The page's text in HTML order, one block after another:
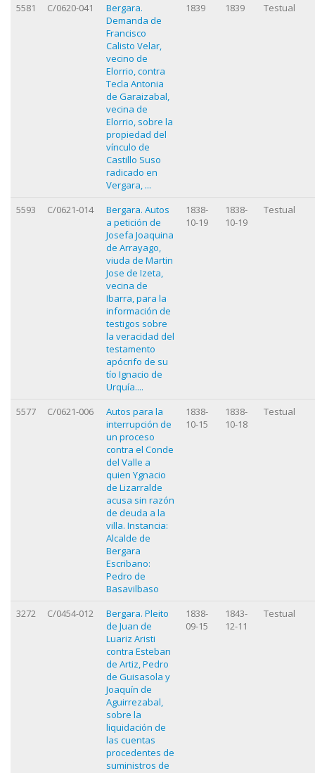
5581 C/0620-041
Bergara.
Demanda de
Francisco
Calisto Velar,
vecino de
Elorrio, contra
Tecla Antonia
de Garaizabal,
vecina de
Elorrio, sobre la
propiedad del
vínculo de
Castillo Suso
radicado en
Vergara, ...
1839 1839 Testual
5593 C/0621-014
Bergara. Autos
a petición de
Josefa Joaquina
de Arrayago,
viuda de Martin
Jose de Izeta,
vecina de
Ibarra, para la
información de
testigos sobre
la veracidad del
testamento
apócrifo de su
tío Ignacio de
Urquía....
1838-
10-19
1838-
10-19
Testual
5577 C/0621-006
Autos para la
interrupción de
un proceso
contra el Conde
del Valle a
quien Ygnacio
de Lizarralde
acusa sin razón
de deuda a la
villa. Instancia:
Alcalde de
Bergara
Escribano:
Pedro de
Basavilbaso
1838-
10-15
1838-
10-18
Testual
3272 C/0454-012
Bergara. Pleito
de Juan de
Luariz Aristi
contra Esteban
de Artiz, Pedro
de Guisasola y
Joaquín de
Aguirrezabal,
sobre la
liquidación de
las cuentas
procedentes de
suministros de
1838-
09-15
1843-
12-11
Testual